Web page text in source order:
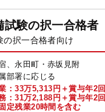
試験の択一合格者
の択一合格者向け
、永田町・赤坂見附
部署に応じる
：33万5,313円＋賞与年2回
：31万2,188円＋賞与年2回
定残業20時間を含む